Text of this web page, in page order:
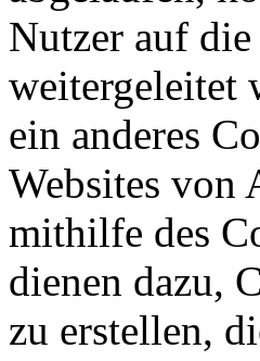
Nutzer auf
weitergeleitet
ein anderes
Websites von
mithilfe des
dienen dazu,
zu erstellen,